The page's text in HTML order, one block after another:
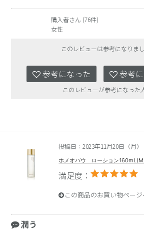
購入者さん (76件)
女性
このレビューは参考になりま
参考になった 参考
このレビューが参考になった
投稿日：2023年11月20日（月）
ホメオバウ ローション
満足度：
この商品のお買い物ページ
潤う